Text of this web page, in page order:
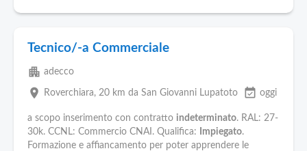
Tecnico/-a Commerciale
apartment adecco
place Roverchiara, 20 km da San Giovanni Lupatoto event_available oggi
a scopo inserimento con contratto indeterminato. RAL: 27-
30k. CCNL: Commercio CNAI. Qualifica:
Impiegato.
Formazione e affiancamento per poter apprendere le